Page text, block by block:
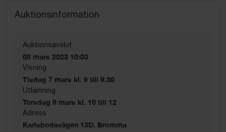
Auktionsinformation
Auktionsavslut
08 mars 2023 10:03
Visning
Tisdag 7 mars kl. 9 till 9.30
Utlämning
Torsdag 9 mars kl. 10 till 12
Adress
Karlsbodavägen 13D, Bromma